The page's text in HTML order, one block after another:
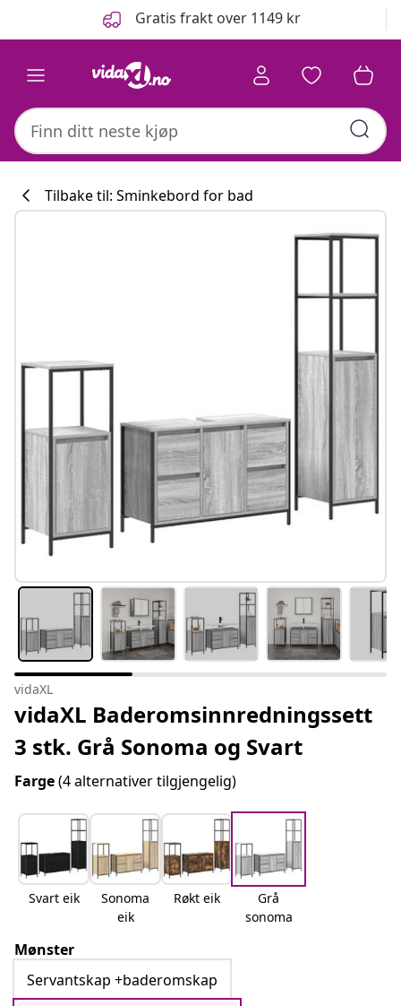
Gratis frakt over 1149 kr
Tilbake til: Sminkebord for bad
vidaXL
vidaXL Baderomsinnredningssett
3 stk. Grå Sonoma og Svart
Farge(4 alternativer tilgjengelig)
Svart eik
Sonoma
eik
Røkt eik
Grå
sonoma
Mønster
Servantskap +baderomskap